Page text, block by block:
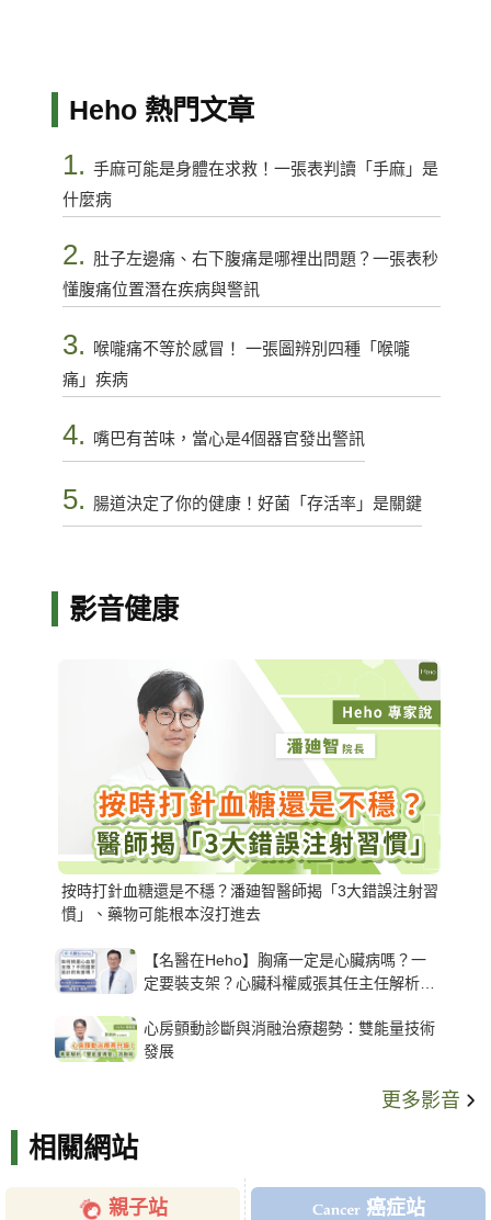
Heho 熱門文章
1. 手麻可能是身體在求救！一張表判讀「手麻」是
什麼病
2. 肚子左邊痛、右下腹痛是哪裡出問題？一張表秒
懂腹痛位置潛在疾病與警訊
3.
喉嚨痛不等於感冒！ 一張圖辨別四種「喉嚨
痛」疾病
4. 嘴巴有苦味，當心是4個器官發出警訊
5. 腸道決定了你的健康！好菌「存活率」是關鍵
影音健康
按時打針血糖還是不穩？潘廸智醫師揭「3大錯誤注射習
慣」、藥物可能根本沒打進去
【名醫在Heho】胸痛一定是心臟病嗎？一
定要裝支架？心臟科權威張其任主任解析支
心房顫動診斷與消融治療趨勢：雙能量技術
發展
更多影音
相關網站
親子站 癌症站